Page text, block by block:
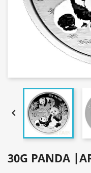

30G PANDA